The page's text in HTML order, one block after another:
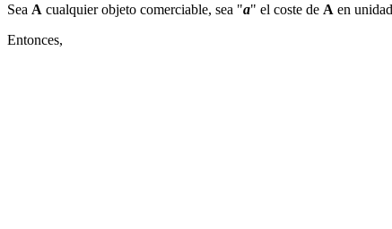
Sea A cualquier objeto comerciable, sea "a" el coste de A en
Entonces,